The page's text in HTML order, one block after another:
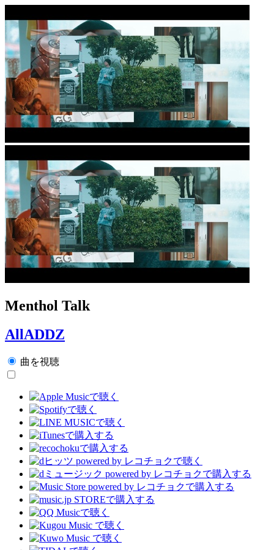
Menthol Talk
AllADDZ
曲を視聴